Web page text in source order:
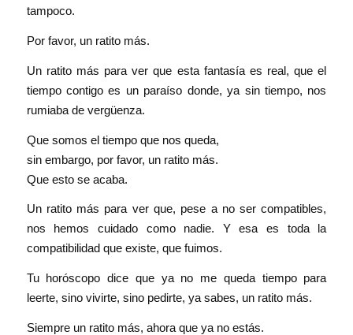
tampoco.
Por favor, un ratito más.
Un ratito más para ver que esta fantasía es real, que el
tiempo contigo es un paraíso donde, ya sin tiempo, nos
rumiaba de vergüenza.
Que somos el tiempo que nos queda,
sin embargo, por favor, un ratito más.
Que esto se acaba.
Un ratito más para ver que, pese a no ser compatibles,
nos hemos cuidado como nadie. Y esa es toda la
compatibilidad que existe, que fuimos.
Tu horóscopo dice que ya no me queda tiempo para
leerte, sino vivirte, sino pedirte, ya sabes, un ratito más.
Siempre un ratito más, ahora que ya no estás.